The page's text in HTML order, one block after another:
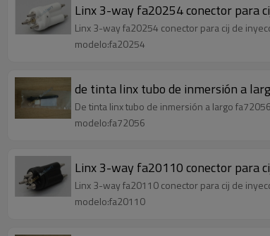
Linx 3-way fa20254 conector para
Linx 3-way fa20254 conector para cij de
modelo:fa20254
de tinta linx tubo de inmersión a
De tinta linx tubo de inmersión a largo
modelo:fa72056
Linx 3-way fa20110 conector para
Linx 3-way fa20110 conector para cij de
modelo:fa20110